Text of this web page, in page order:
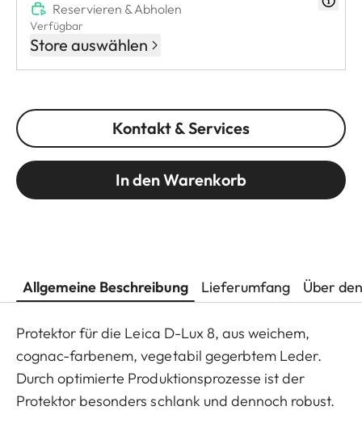
Reservieren & Abholen
Verfügbar
Store auswählen
Kontakt & Services
In den Warenkorb
Allgemeine Beschreibung Lieferumfang Über
Protektor für die Leica D-Lux 8, aus weichem,
cognac-farbenem, vegetabil gegerbtem Leder.
Durch optimierte Produktionsprozesse ist der
Protektor besonders schlank und dennoch robust.